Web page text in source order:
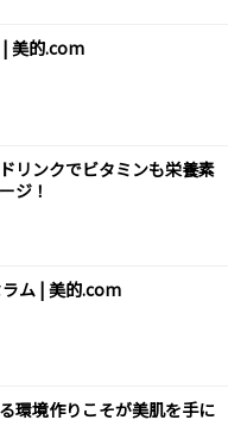
美的.com
リンクでビタミンも栄養素
ジ！
ム | 美的.com
環境作りこそが美肌を手に